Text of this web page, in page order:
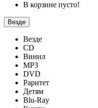
В корзине пусто!
Везде
Везде
CD
Винил
MP3
DVD
Раритет
Детям
Blu-Ray